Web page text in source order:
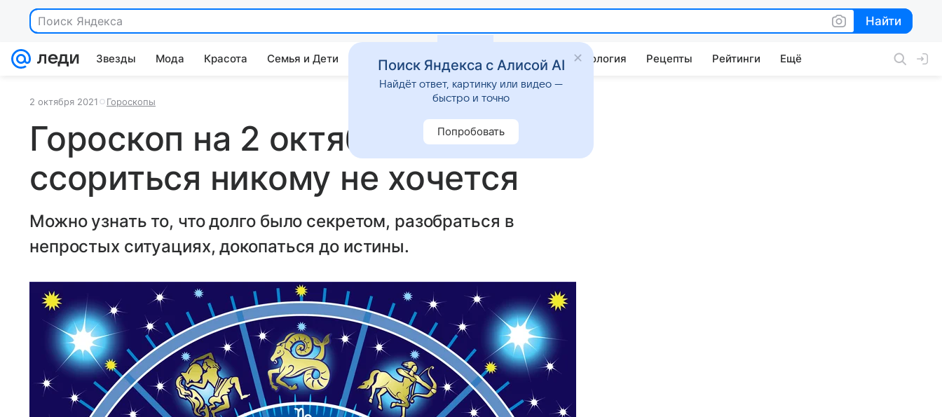
Поиск Яндекса Найти
Найти
Звезды Мода Красота Семья и Дети Дом Гороскопы Стиль жизни Психология Рецепты Рейтинги Ещё
2 октября 2021 Гороскопы
Гороскоп на 2 октября:
ссориться никому не хочется
Можно узнать то, что долго было секретом, разобраться в
непростых ситуациях, докопаться до истины.
Поиск Яндекса с Алисой AI
Найдёт ответ, картинку или видео —
быстро и точно
Попробовать